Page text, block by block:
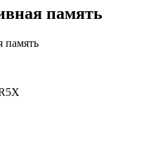
память
память